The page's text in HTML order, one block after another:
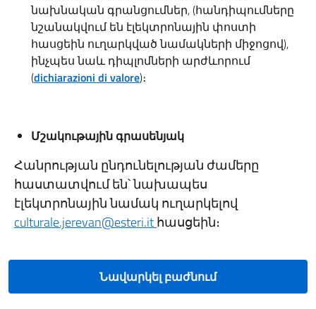
նախնական գրանցումներ, (հանդիպումները
նշանակվում են էլեկտրոնային փոստի
հասցեին ուղարկված նամակների միջոցով),
ինչպես նաև դիպլոմների արժևորում
(dichiarazioni di valore)։
Մշակութային գրասենյակ
Հանրության ընդունելության ժամերը
հաստատվում են՝ նախապես
էլեկտրոնային նամակ ուղարկելով
culturale.jerevan@esteri.itհասցեին։
Նավարկել բաժնում